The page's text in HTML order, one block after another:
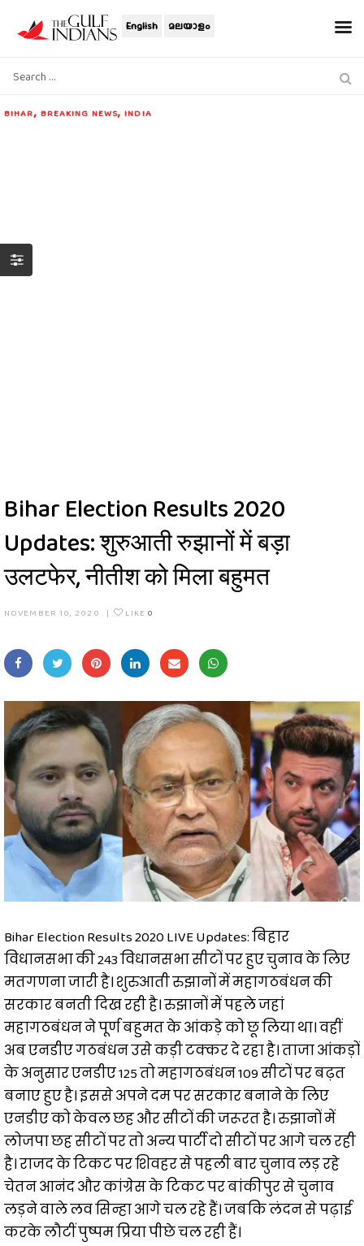
English മലയാളം
BIHAR, BREAKING NEWS,INDIA
Bihar Election Results 2020
Updates: शुरुआती रुझानों में बड़ा
उलटफेर, नीतीश को मिला बहुमत
NOVEMBER 10, 2020 | LIKE 0
Bihar Election Results 2020 LIVE Updates: बिहार
विधानसभा की 243 विधानसभा सीटों पर हुए चुनाव के लिए
मतगणना जारी है। शुरुआती रुझानों में महागठबंधन की
सरकार बनती दिख रही है। रुझानों में पहले जहां
महागठबंधन ने पूर्ण बहुमत के आंकड़े को छू लिया था। वहीं
अब एनडीए गठबंधन उसे कड़ी टक्कर दे रहा है। ताजा आंकड़ों
के अनुसार एनडीए 125 तो महागठबंधन 109 सीटों पर बढ़त
बनाए हुए है। इससे अपने दम पर सरकार बनाने के लिए
एनडीए को केवल छह और सीटों की जरूरत है। रुझानों में
लोजपा छह सीटों पर तो अन्य पार्टी दो सीटों पर आगे चल रही
है। राजद के टिकट पर शिवहर से पहली बार चुनाव लड़ रहे
चेतन आनंद और कांग्रेस के टिकट पर बांकीपुर से चुनाव
लड़ने वाले लव सिन्हा आगे चल रहे हैं। जबकि लंदन से पढ़ाई
करके लौटीं पुष्पम प्रिया पीछे चल रही हैं।